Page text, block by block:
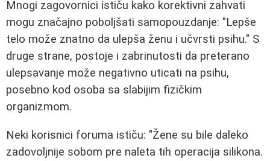
Mnogi zagovornici ističu kako korektivni zahvati
mogu značajno poboljšati samopouzdanje: "Lepše
telo može znatno da ulepša ženu i učvrsti psihu." S
druge strane, postoje i zabrinutosti da preterano
ulepsavanje može negativno uticati na psihu,
posebno kod osoba sa slabijim fizičkim
organizmom.
Neki korisnici foruma ističu: "Žene su bile daleko
zadovoljnije sobom pre naleta tih operacija silikona.